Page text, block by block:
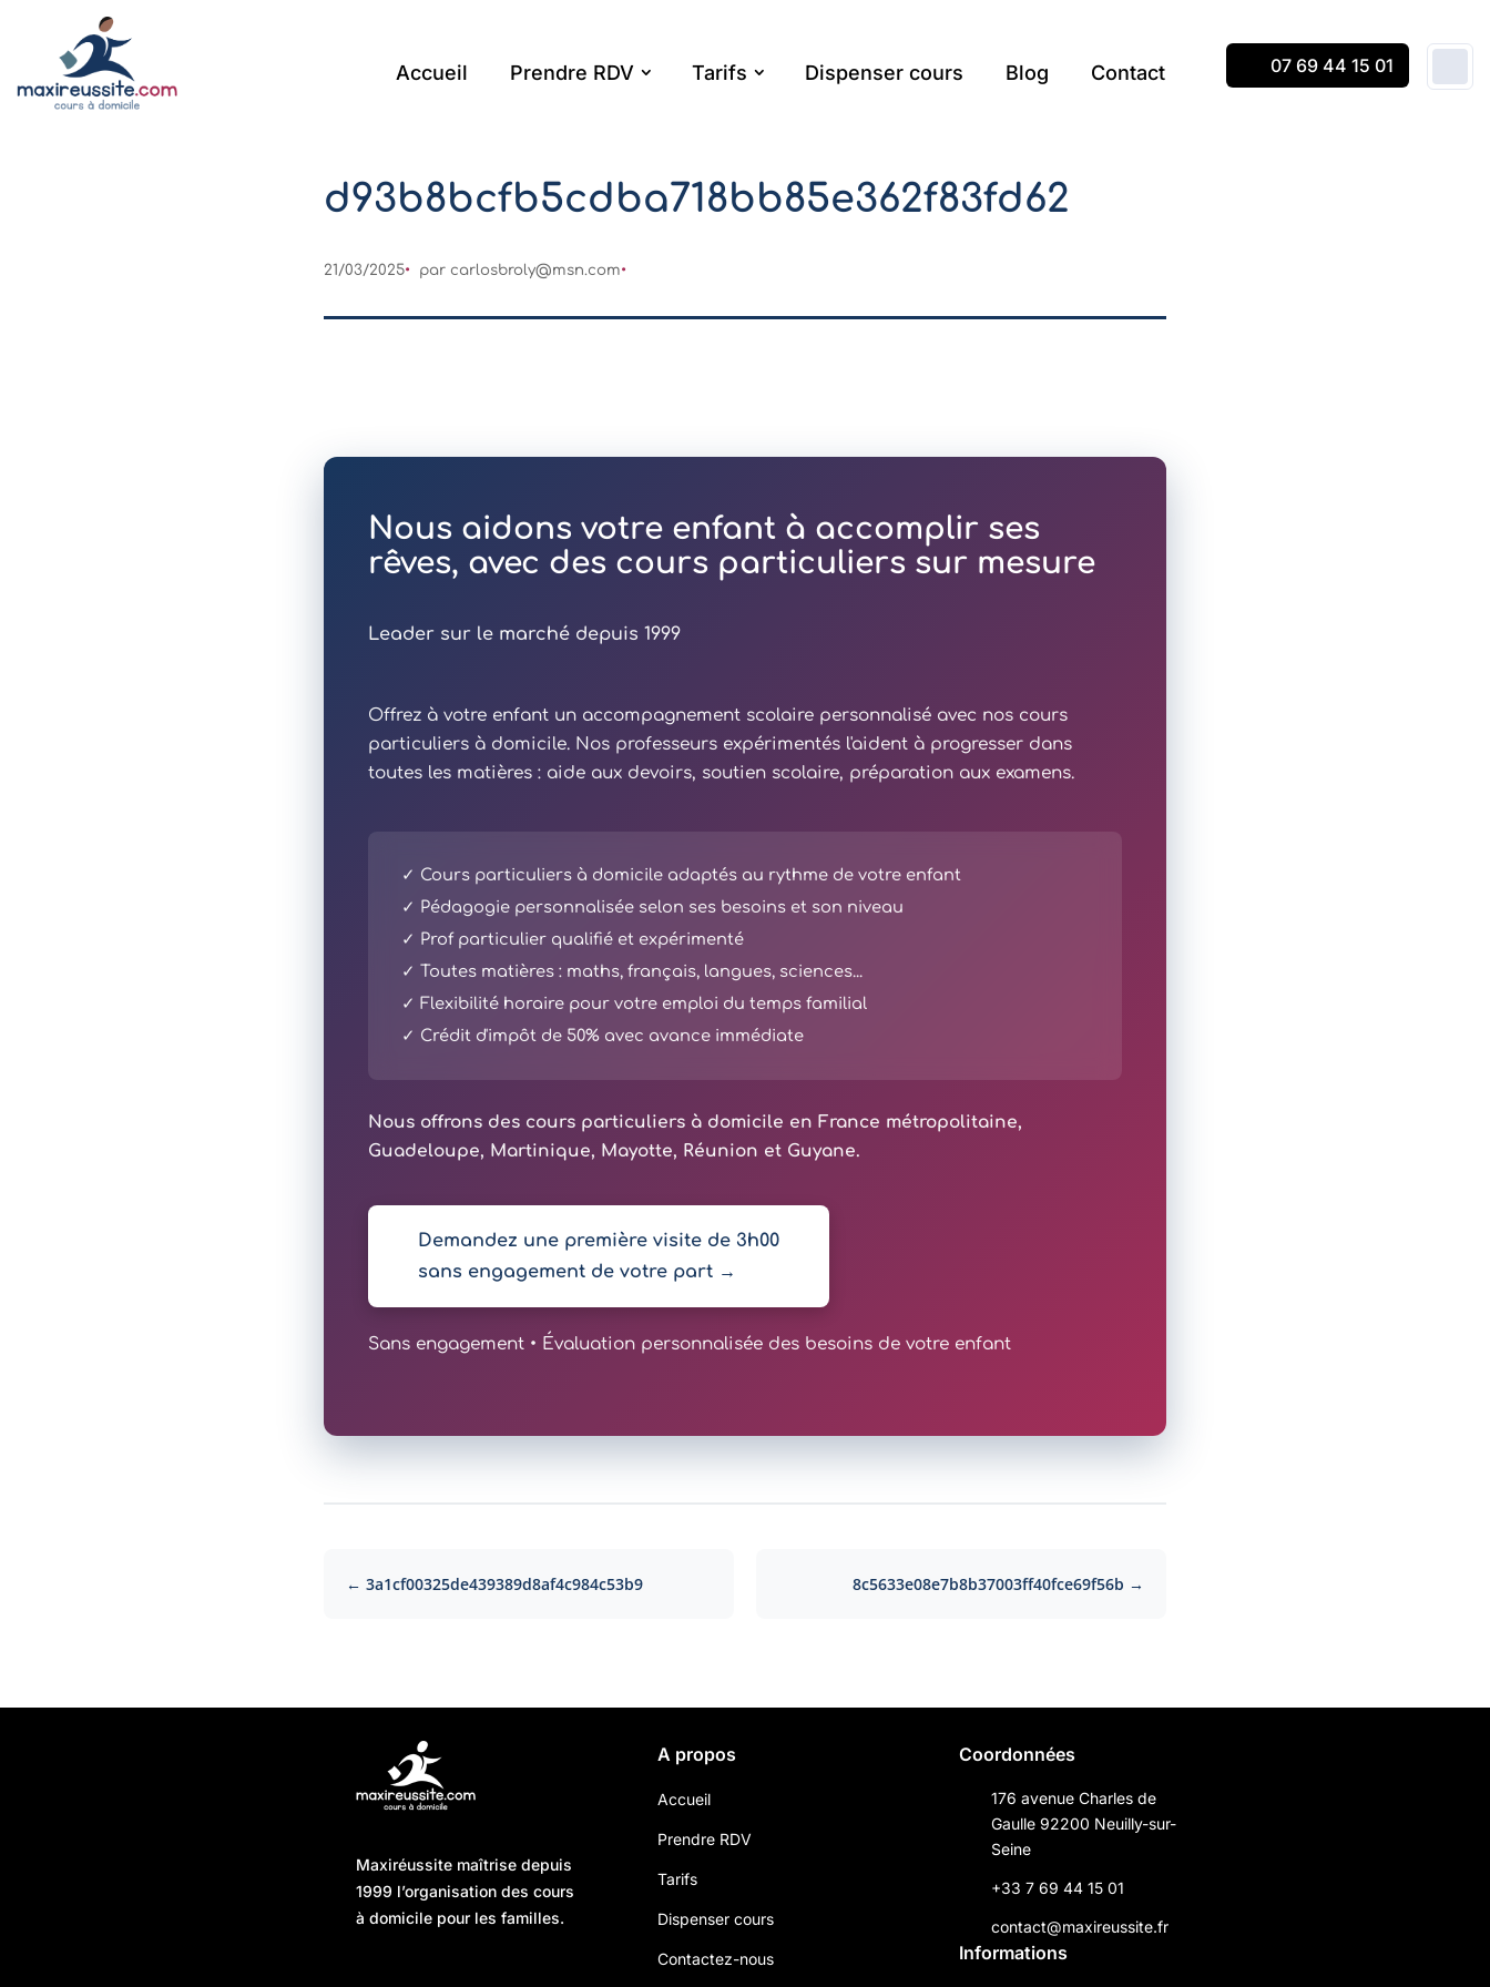
Accueil Prendre RDV Tarifs Dispenser cours Blog Contact 07 69 44 15 01
d93b8bcfb5cdba718bb85e362f83fd62
21/03/2025 par carlosbroly@msn.com
Nous aidons votre enfant à accomplir ses
rêves, avec des cours particuliers sur mesure
Leader sur le marché depuis 1999
Offrez à votre enfant un accompagnement scolaire personnalisé avec nos cours
particuliers à domicile. Nos professeurs expérimentés l'aident à progresser dans
toutes les matières : aide aux devoirs, soutien scolaire, préparation aux examens.
✓ Cours particuliers à domicile adaptés au rythme de votre enfant
✓ Pédagogie personnalisée selon ses besoins et son niveau
✓ Prof particulier qualifié et expérimenté
✓ Toutes matières : maths, français, langues, sciences...
✓ Flexibilité horaire pour votre emploi du temps familial
✓ Crédit d'impôt de 50% avec avance immédiate
Nous offrons des cours particuliers à domicile en France métropolitaine,
Guadeloupe, Martinique, Mayotte, Réunion et Guyane.
Demandez une première visite de 3h00
sans engagement de votre part →
Sans engagement • Évaluation personnalisée des besoins de votre enfant
← 3a1cf00325de439389d8af4c984c53b9 8c5633e08e7b8b37003ff40fce69f56b →
Maxiréussite maîtrise depuis
1999 l’organisation des cours
à domicile pour les familles.
A propos
Accueil
Prendre RDV
Tarifs
Dispenser cours
Contactez-nous
Coordonnées
176 avenue Charles de
Gaulle 92200 Neuilly-sur-
Seine
+33 7 69 44 15 01
contact@maxireussite.fr
Informations